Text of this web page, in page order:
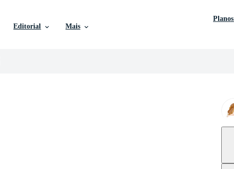
Editorial Mais
Planos